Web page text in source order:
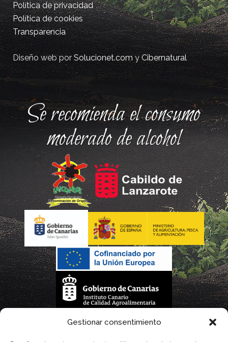
Gestionar consentimiento
Política de privacidad
Política de cookies
Transparencia
Diseño web porSolucionet.comyCibernatural
Se recomienda el consumo
moderado de alcohol
La gestión de la DOP Lanzarote realizada por este Consejo Regulador es financiada,